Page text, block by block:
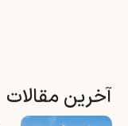
آخرین مقالات